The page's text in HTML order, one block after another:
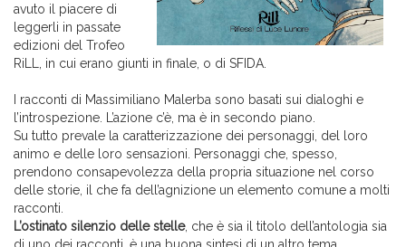
avuto il piacere di
leggerli in passate
edizioni del Trofeo
RiLL, in cui erano giunti in finale, o di SFIDA.
I racconti di Massimiliano Malerba sono basati sui dialoghi e
l’introspezione. L’azione c’è, ma è in secondo piano.
Su tutto prevale la caratterizzazione dei personaggi, del loro
animo e delle loro sensazioni. Personaggi che, spesso,
prendono consapevolezza della propria situazione nel corso
delle storie, il che fa dell’agnizione un elemento comune a molti
racconti.
L’ostinato silenzio delle stelle, che è sia il titolo dell’antologia sia